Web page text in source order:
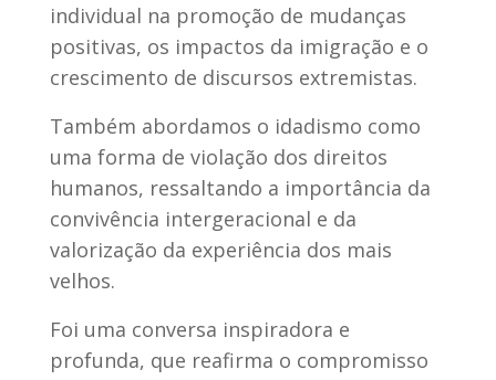
individual na promoção de mudanças
positivas, os impactos da imigração e o
crescimento de discursos extremistas.
Também abordamos o idadismo como
uma forma de violação dos direitos
humanos, ressaltando a importância da
convivência intergeracional e da
valorização da experiência dos mais
velhos.
Foi uma conversa inspiradora e
profunda, que reafirma o compromisso